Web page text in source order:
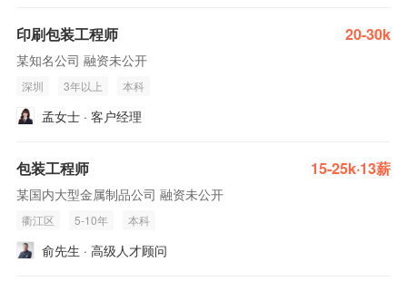
印刷包装工程师 20-30k
某知名公司 融资未公开
深圳 3年以上 本科
孟女士 · 客户经理
包装工程师 15-25k·13薪
某国内大型金属制品公司 融资未公开
衢江区 5-10年 本科
俞先生 · 高级人才顾问